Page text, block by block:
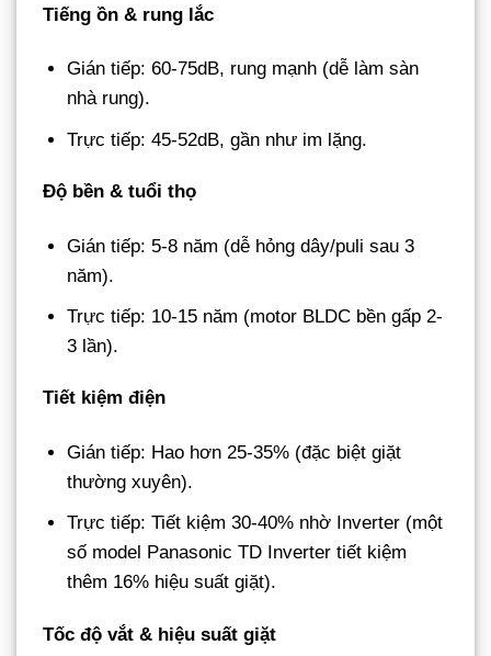
Tiếng ồn & rung lắc
Gián tiếp: 60-75dB, rung mạnh (dễ làm sàn
nhà rung).
Trực tiếp: 45-52dB, gần như im lặng.
Độ bền & tuổi thọ
Gián tiếp: 5-8 năm (dễ hỏng dây/puli sau 3
năm).
Trực tiếp: 10-15 năm (motor BLDC bền gấp 2-
3 lần).
Tiết kiệm điện
Gián tiếp: Hao hơn 25-35% (đặc biệt giặt
thường xuyên).
Trực tiếp: Tiết kiệm 30-40% nhờ Inverter (một
số model Panasonic TD Inverter tiết kiệm
thêm 16% hiệu suất giặt).
Tốc độ vắt & hiệu suất giặt